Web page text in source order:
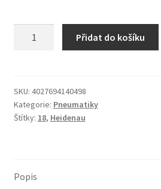
-
18
60S
Přidat do košíku
SKU: 4027694140498
Kategorie: Pneumatiky
Štítky: 18, Heidenau
Popis